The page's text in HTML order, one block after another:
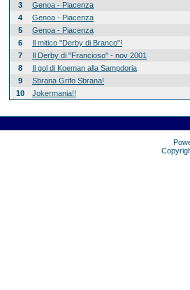
3
Genoa - Piacenza
4
Genoa - Piacenza
5
Genoa - Piacenza
6
Il mitico "Derby di Branco"!
7
Il Derby di "Francioso" - nov 2001
8
Il gol di Koeman alla Sampdoria
9
Sbrana Grifo Sbrana!
10
Jokermania!!